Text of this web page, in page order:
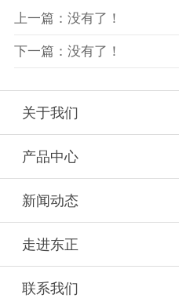
上一篇：没有了！
下一篇：没有了！
关于我们
产品中心
新闻动态
走进东正
联系我们